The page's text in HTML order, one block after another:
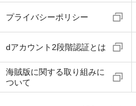
プライバシーポリシー
dアカウント2段階認証とは
海賊版に関する取り組みに
ついて